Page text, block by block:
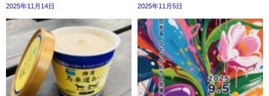
2025年11月14日 2025年11月5日